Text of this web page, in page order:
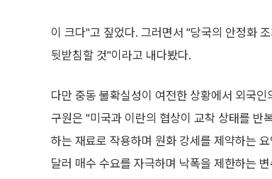
이 크다"고 짚었다. 그러면서 "당국의 안정화
뒷받침할 것"이라고 내다봤다.
다만 중동 불확실성이 여전한 상황에서 외국
구원은 "미국과 이란의 협상이 교착 상태를 반
하는 재료로 작용하며 원화 강세를 제약하는
달러 매수 수요를 자극하며 낙폭을 제한하는